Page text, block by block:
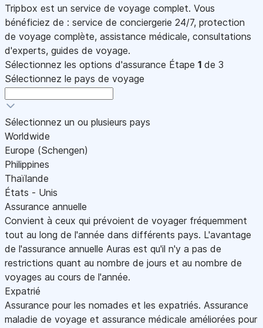
Tripbox est un service de voyage complet. Vous
bénéficiez de : service de conciergerie 24/7, protection
de voyage complète, assistance médicale, consultations
d'experts, guides de voyage.
Sélectionnez les options d'assurance Étape 1 de 3
Sélectionnez le pays de voyage
Sélectionnez un ou plusieurs pays
Worldwide
Europe (Schengen)
Philippines
Thaïlande
États - Unis
Assurance annuelle
Convient à ceux qui prévoient de voyager fréquemment
tout au long de l'année dans différents pays. L'avantage
de l'assurance annuelle Auras est qu'il n'y a pas de
restrictions quant au nombre de jours et au nombre de
voyages au cours de l'année.
Expatrié
Assurance pour les nomades et les expatriés. Assurance
maladie de voyage et assurance médicale améliorées pour